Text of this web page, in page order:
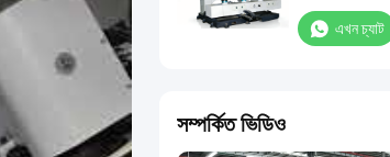
এখন চ্যাট
সম্পর্কিত ভিডিও